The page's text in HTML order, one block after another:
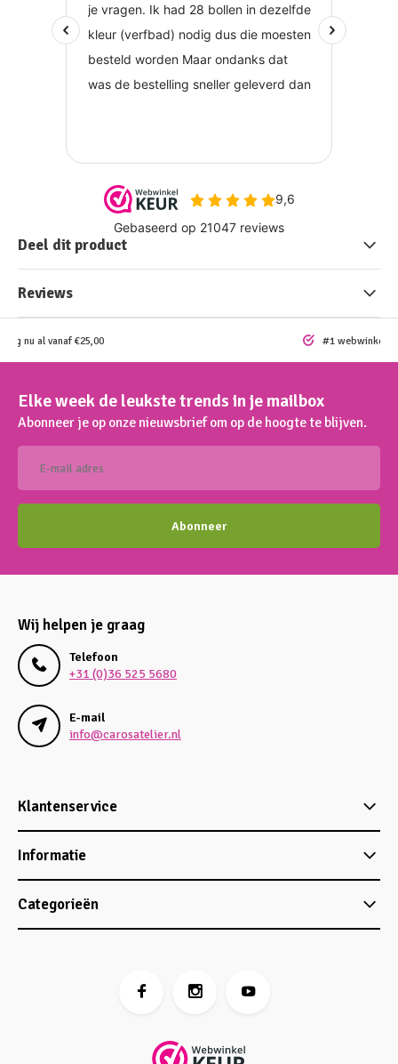
Deel dit product
Reviews
nu al vanaf €25,00 #1 webwinkel
Elke week de leukste trends in je mailbox
Abonneer je op onze nieuwsbrief om op de hoogte te blijven.
Abonneer
Wij helpen je graag
Telefoon
+31 (0)36 525 5680
E-mail
info@carosatelier.nl
Klantenservice
Informatie
Categorieën